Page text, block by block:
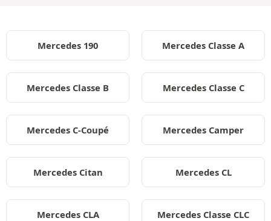
Mercedes 190 Mercedes Classe A
Mercedes Classe B Mercedes Classe C
Mercedes C-Coupé Mercedes Camper
Mercedes Citan Mercedes CL
Mercedes CLA Mercedes Classe CLC